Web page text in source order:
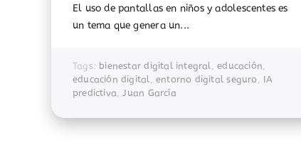
El uso de pantallas en niños y adolescentes es
un tema que genera un...
Tags: bienestar digital integral,educación,
educación digital, entorno digital seguro, IA
predictiva,Juan García